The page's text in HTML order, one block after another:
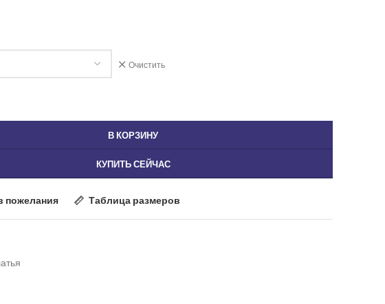
Очистить
В КОРЗИНУ
КУПИТЬ СЕЙЧАС
пожелания Таблица размеров